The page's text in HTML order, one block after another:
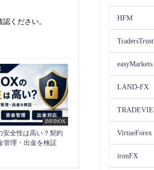
ください。
INFINOX
安全性は高い？契約
管理・出金を検証
HFM
TradersTrust
easyMarkets
LAND-FX
VirtueForex
ironFX